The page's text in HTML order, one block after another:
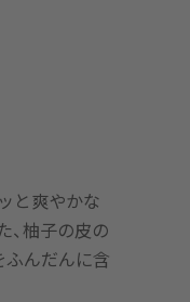
と爽やかな
、柚子の皮の
ふんだんに含